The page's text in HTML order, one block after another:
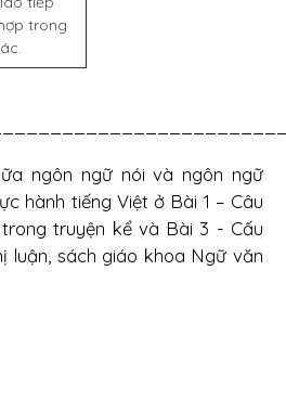
trong
ngôn ngữ nói và ngôn ngữ
hành tiếng Việt ở Bài 1 – Câu
truyện kể và Bài 3 - Cấu
luận, sách giáo khoa Ngữ văn